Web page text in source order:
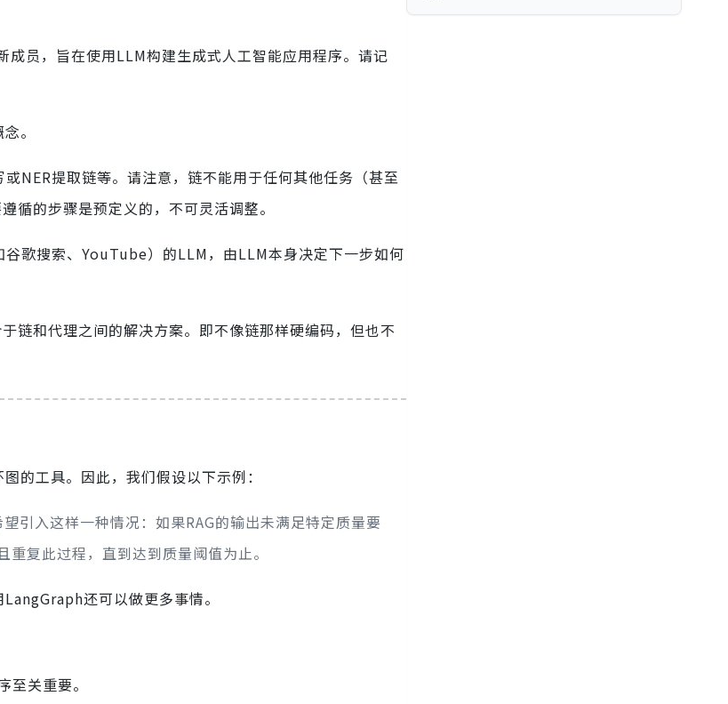
员，旨在使用LLM构建生成式人工智能应用程序。请记
。
NER提取链等。请注意，链不能用于任何其他任务（甚至
循的步骤是预定义的，不可灵活调整。
歌搜索、YouTube）的LLM，由LLM本身决定下一步如何
链和代理之间的解决方案。即不像链那样硬编码，但也不
的工具。因此，我们假设以下示例：
引入这样一种情况：如果RAG的输出未满足特定质量要
复此过程，直到达到质量阈值为止。
还可以做更多事情。
关重要。